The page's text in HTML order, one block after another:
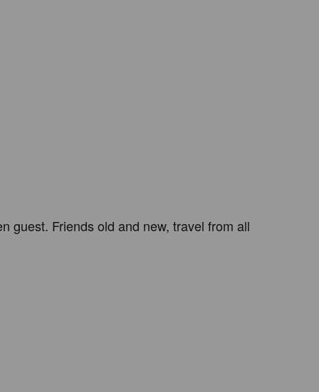
guest. Friends old and new, travel from all